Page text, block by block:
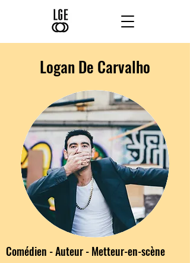
Logan De Carvalho
Comédien - Auteur - Metteur-en-scène